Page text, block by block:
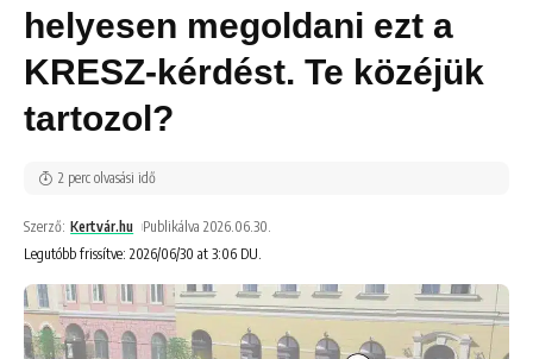
helyesen megoldani ezt a
KRESZ-kérdést. Te közéjük
tartozol?
Legutóbb frissítve: 2026/06/30 at 3:06 DU.
Szerző: Kertvár.hu Publikálva 2026.06.30.
2 perc olvasási idő